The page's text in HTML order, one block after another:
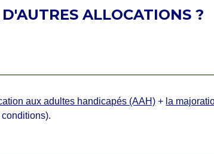
ALLOCATIONS ?
aux adultes handicapés (AAH) + la